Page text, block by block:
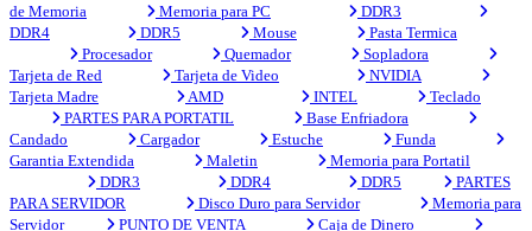
de Memoria
Memoria para PC
DDR3
DDR4
DDR5 Mouse
Pasta Termica
Procesador
Quemador
Sopladora
Tarjeta de Red
Tarjeta de Video
NVIDIA
Tarjeta Madre
AMD INTEL
Teclado
PARTES PARA PORTATIL
Base Enfriadora
Candado
Cargador Estuche
Funda
Garantia Extendida
Maletin
Memoria para Portatil
DDR3
DDR4 DDR5
PARTES
PARA SERVIDOR
Disco Duro para Servidor
Memoria para
Servidor
PUNTO DE VENTA Caja de Dinero